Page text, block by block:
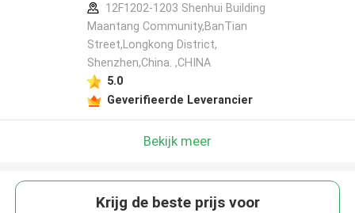
12F1202-1203 Shenhui Building
Maantang Community,BanTian
Street,Longkong District,
Shenzhen,China. ,CHINA
5.0
Geverifieerde Leverancier
Bekijk meer
Krijg de beste prijs voor